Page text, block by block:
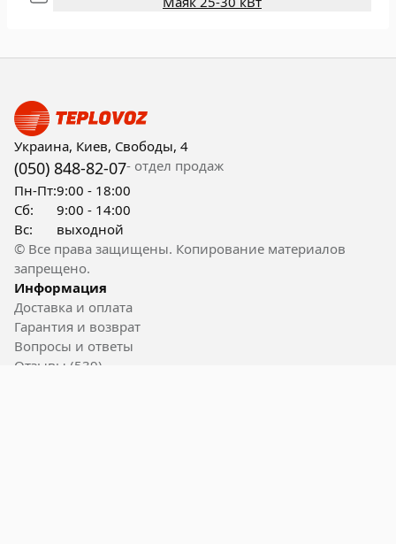
Украина, Киев, Свободы, 4
(050) 848-82-07- отдел продаж
Пн-Пт:9:00 - 18:00
Сб:
9:00 - 14:00
Вс:
выходной
© Все права защищены. Копирование материалов
запрещено.
Информация
Доставка и оплата
Гарантия и возврат
Вопросы и ответы
Отзывы (539)